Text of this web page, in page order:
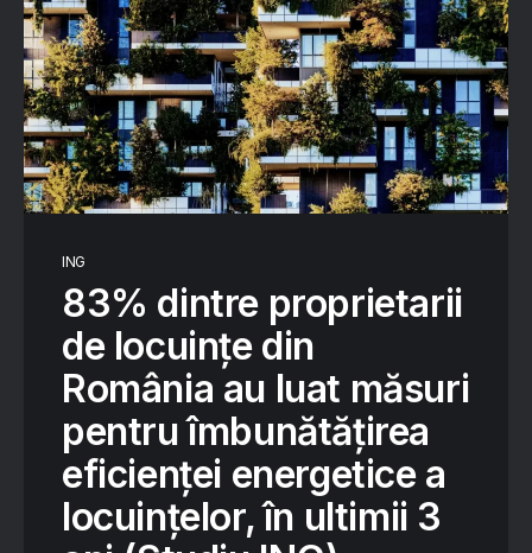
ING
83% dintre proprietarii
de locuințe din
România au luat măsuri
pentru îmbunătățirea
eficienței energetice a
locuințelor, în ultimii 3